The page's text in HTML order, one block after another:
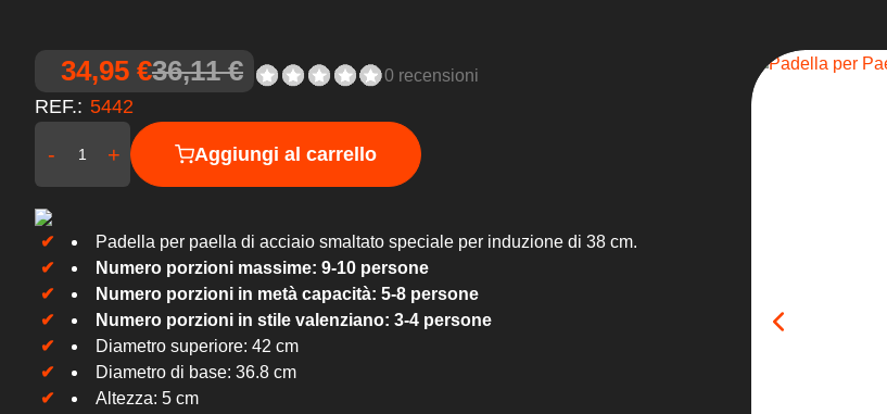
34,95 €36,11 € 0 recensioni
REF.: 5442
- + Aggiungi al carrello
Padella per paella di acciaio smaltato speciale per induzione di 38 cm.
Numero porzioni massime: 9-10persone
Numero porzioni in metà capacità: 5-8 persone
Numero porzioni in stile valenziano: 3-4 persone
Diametro superiore: 42 cm
Diametro di base: 36.8 cm
Altezza: 5 cm